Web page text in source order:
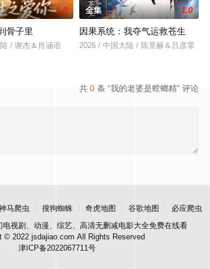
5.0
骨子里
/ 谢杰＆肖涵语
全集 1.0
因果系统：我夺气运救苍生
2026 / 中国大陆 / 陈景赫＆吕彦霏
共 0 条 “我的老婆是螳螂精” 评论
马爬虫 搜狗蜘蛛 奇虎地图 谷歌地图
必应爬虫
电视剧、动漫、综艺、高清无删减电影大全免费在线看
© 2022 jsdajiao.com All Rights Reserved
津ICP备2022067711号